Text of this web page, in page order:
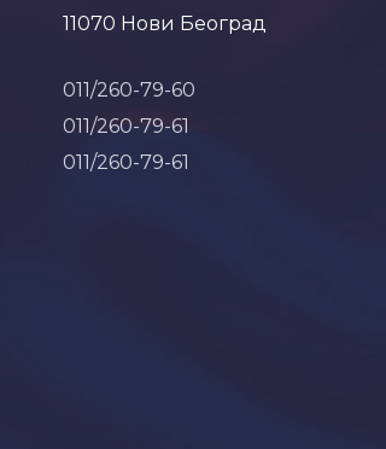
11070 Нови Београд
011/260-79-60
011/260-79-61
011/260-79-61